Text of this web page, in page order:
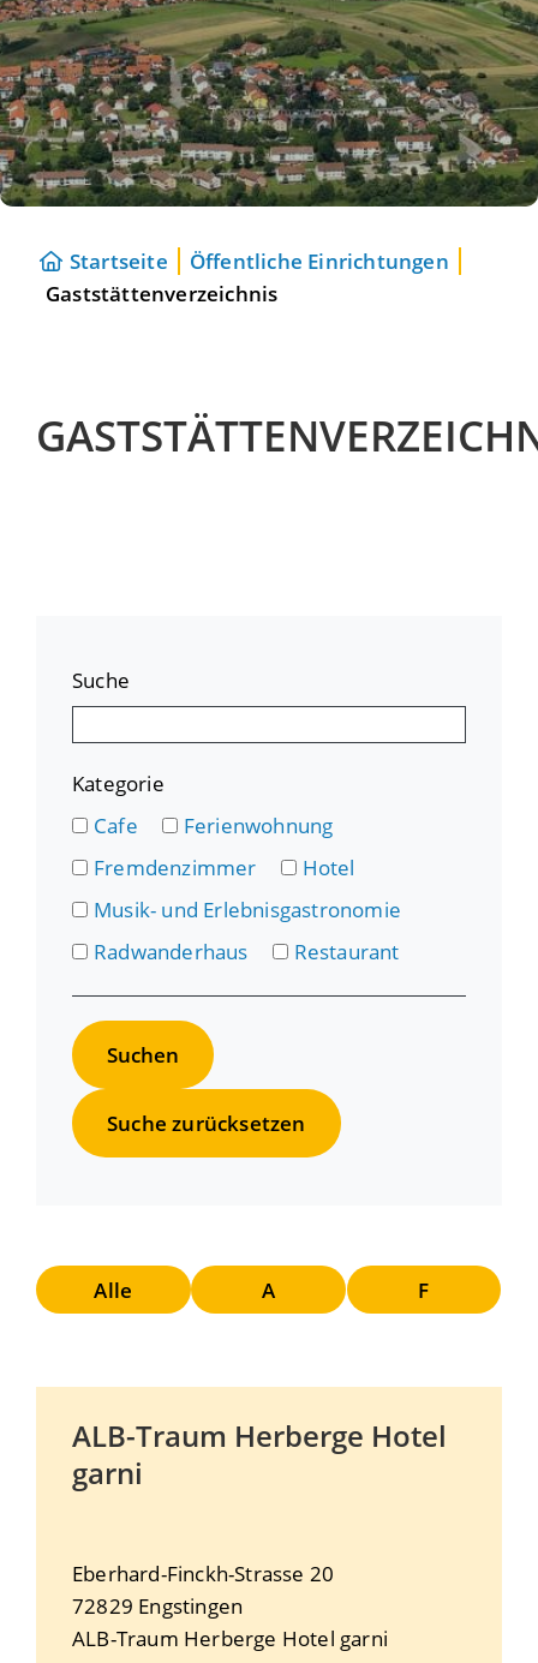
Startseite
Öffentliche Einrichtungen
Gaststättenverzeichnis
Suche
Kategorie
Cafe
Ferienwohnung
Fremdenzimmer
Hotel
Musik- und Erlebnisgastronomie
Radwanderhaus
Restaurant
Suche zurücksetzen
Alle A F
ALB-Traum Herberge Hotel
garni
ALB-Traum Herberge Hotel garni
Eberhard-Finckh-Strasse 20
72829 Engstingen